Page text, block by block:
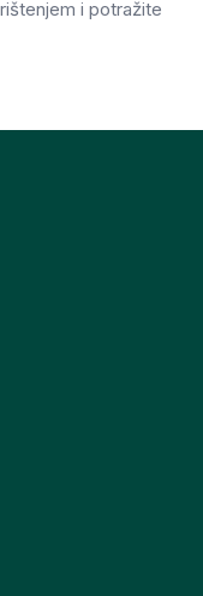
i potražite